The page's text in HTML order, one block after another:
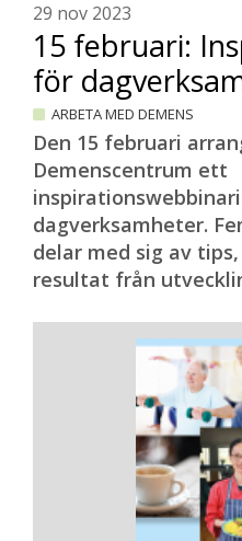
29 nov 2023
15 februari:
för
ARBETA MED DEMENS
Den 15 februari
Demenscentrum ett
dagverksamheter.
delar med sig av
resultat från